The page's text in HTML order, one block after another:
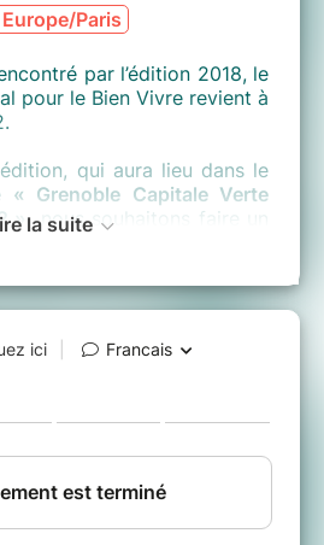
Paris
par l’édition 2018, le
pour le Bien Vivre revient à
qui aura lieu dans le
« Grenoble Capitale Verte
»,nous souhaitons faire un
Il s’agira aussi de
et en indicateurs le bien
environnemental et
de continuer à soutenir,
communauté des acteurs
ces 3 jours : des
des tables rondes, des
des temps ouverts et des
en soirée!
la suite